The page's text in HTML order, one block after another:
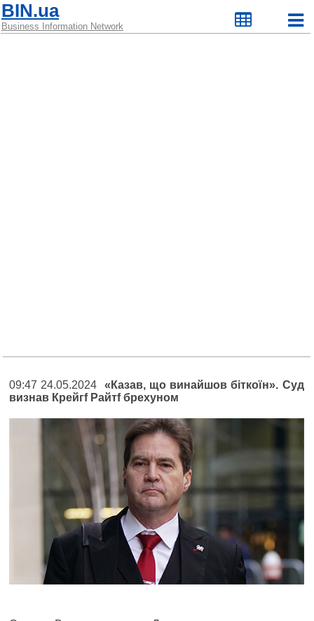
BIN.ua
Business Information Network
09:47 24.05.2024 «Казав, що винайшов біткоїн». Cуд
визнав Крейгf Райтf брехуном